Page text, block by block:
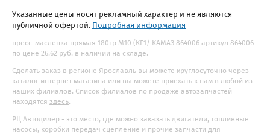
Указанные цены носят рекламный характер и не являются
публичной офертой. Подробная информация
пресс-масленка прямая 180гр М10 (КГ1/ КАМАЗ 864006 артикул 864006
по цене 26.62 руб. в наличии на складе.
Сделать заказ в регионе Ярославль вы можете круглосуточно через
каталог интернет магазина или вы можете приехать к нам в любой из
наших филиалов. Список филиалов по продаже автозапчастей
находятся здесь.
РЦ Автодилер - это место, где можно заказать двигатели, топливные
насосы, коробки передач сцепление и прочие запчасти для